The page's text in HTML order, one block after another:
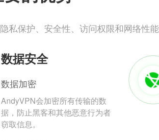
私保护、安全性、访问权限和网络性
数据安全
数据加密
AndyVPN会加密所有传输的数
据，防止黑客和其他恶意行为者
窃取信息。